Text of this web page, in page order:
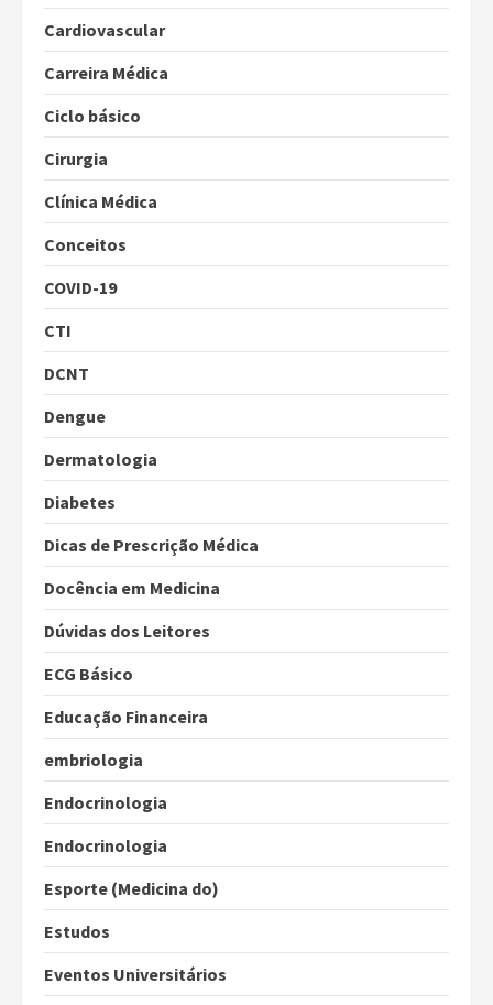
Cardiovascular
Carreira Médica
Ciclo básico
Cirurgia
Clínica Médica
Conceitos
COVID-19
CTI
DCNT
Dengue
Dermatologia
Diabetes
Dicas de Prescrição Médica
Docência em Medicina
Dúvidas dos Leitores
ECG Básico
Educação Financeira
embriologia
Endocrinologia
Endocrinologia
Esporte (Medicina do)
Estudos
Eventos Universitários